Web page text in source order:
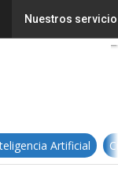
Nuestros
Artificial